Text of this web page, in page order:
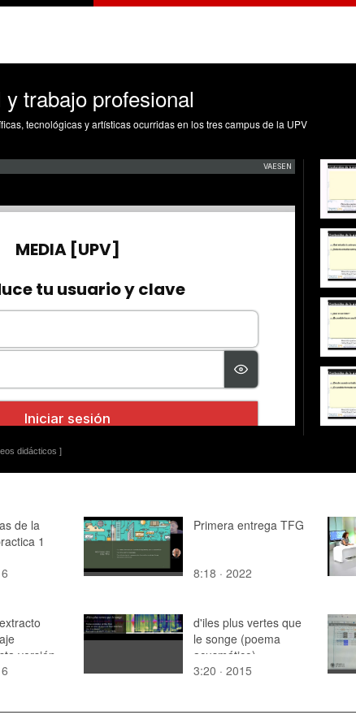
trabajo profesional
tecnológicas y artísticas ocurridas en los tres campus de la UPV
didácticos ]
de la
1
Primera entrega TFG
8:18 · 2022
versión
d'iles plus vertes que
le songe (poema
acusmático)
3:20 · 2015